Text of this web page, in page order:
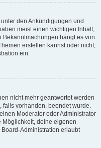
den Ankündigungen und
meist einen wichtigen Inhalt,
hängt es von
erstellen kannst oder nicht;
ein.
nicht mehr geantwortet werden
falls vorhanden, beendet wurde.
Moderator oder Administrator
Möglichkeit, deine eigenen
Administration erlaubt